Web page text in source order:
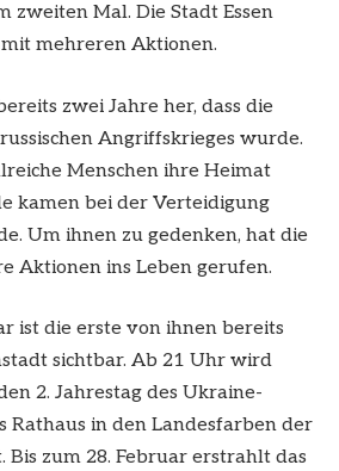
zweiten Mal. Die Stadt Essen
mehreren Aktionen.
zwei Jahre her, dass die
Angriffskrieges wurde.
Menschen ihre Heimat
kamen bei der Verteidigung
Um ihnen zu gedenken, hat die
Aktionen ins Leben gerufen.
ist die erste von ihnen bereits
sichtbar. Ab 21 Uhr wird
2. Jahrestag des Ukraine-
Rathaus in den Landesfarben der
zum 28. Februar erstrahlt das